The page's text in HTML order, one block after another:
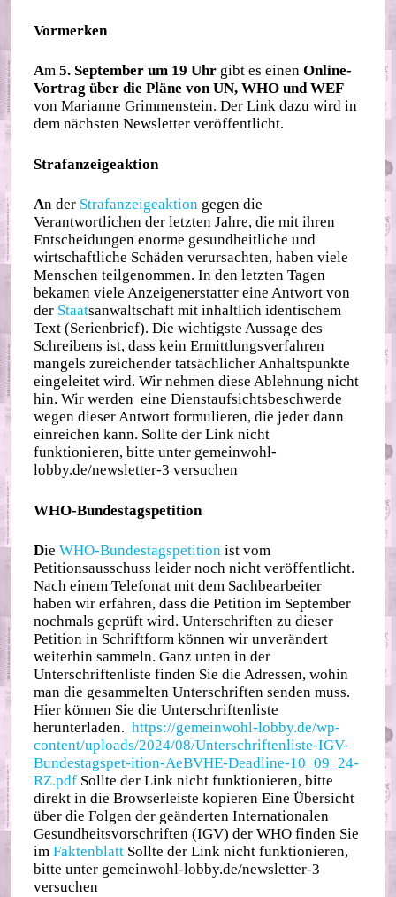
Vormerken
Am5. September um 19 Uhr gibt es einenOnline-
Vortrag über die Pläne von UN, WHO und WEF
von Marianne Grimmenstein. Der Link dazu wird in
dem nächsten Newsletter veröffentlicht.
Strafanzeigeaktion
An der Strafanzeigeaktion gegen die
Verantwortlichen der letzten Jahre, die mit ihren
Entscheidungen enorme gesundheitliche und
wirtschaftliche Schäden verursachten, haben viele
Menschen teilgenommen. In den letzten Tagen
bekamen viele Anzeigenerstatter eine Antwort von
der Staatsanwaltschaft mit inhaltlich identischem
Text (Serienbrief). Die wichtigste Aussage des
Schreibens ist, dass kein Ermittlungsverfahren
mangels zureichender tatsächlicher Anhaltspunkte
eingeleitet wird. Wir nehmen diese Ablehnung nicht
hin. Wir werden eine Dienstaufsichtsbeschwerde
wegen dieser Antwort formulieren, die jeder dann
einreichen kann. Sollte der Link nicht
funktionieren, bitte unter gemeinwohl-
lobby.de/newsletter-3 versuchen
WHO-Bundestagspetition
DieWHO-Bundestagspetition ist vom
Petitionsausschuss leider noch nicht veröffentlicht.
Nach einem Telefonat mit dem Sachbearbeiter
haben wir erfahren, dass die Petition im September
nochmals geprüft wird. Unterschriften zu dieser
Petition in Schriftform können wir unverändert
weiterhin sammeln. Ganz unten in der
Unterschriftenliste finden Sie die Adressen, wohin
man die gesammelten Unterschriften senden muss.
Hier können Sie die Unterschriftenliste
herunterladen.https://gemeinwohl-lobby.de/wp-
content/uploads/2024/08/Unterschriftenliste-IGV-
Bundestagspet-ition-AeBVHE-Deadline-10_09_24-
RZ.pdf Sollte der Link nicht funktionieren, bitte
direkt in die Browserleiste kopieren Eine Übersicht
über die Folgen der geänderten Internationalen
Gesundheitsvorschriften (IGV) der WHO finden Sie
imFaktenblatt Sollte der Link nicht funktionieren,
bitte unter gemeinwohl-lobby.de/newsletter-3
versuchen